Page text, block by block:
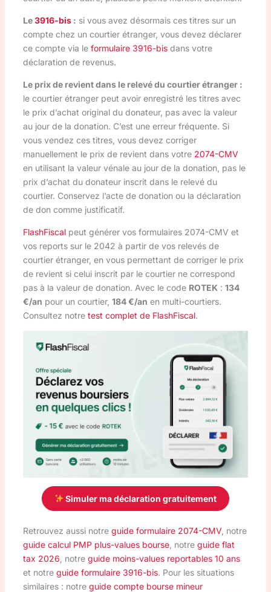
Le3916-bis: si vous avez désormais ces titres sur un
compte chez un courtier étranger, vous devez déclarer
ce compte via le formulaire 3916-bisdans votre
déclaration de revenus.
Le prix de revient dans le relevé du courtier étranger :
le courtier étranger peut avoir enregistré les titres avec
le prix d’achat original du donateur, pas avec la valeur
au jour de la donation. C’est une erreur fréquente. Si
vous vendez ces titres, vous devez corriger
manuellement le prix de revient dans votre 2074-CMV
en utilisant la valeur vénale au jour de la donation, pas le
prix d’achat du donateur inscrit dans le relevé du
courtier. Conservez l’acte de donation ou la déclaration
de don comme justificatif.
FlashFiscalpeut générer vos formulaires 2074-CMV et
vos reports sur le 2042 à partir de vos relevés de
courtier étranger, en vous permettant de corriger le prix
de revient si celui inscrit par le courtier ne correspond
pas à la valeur de donation. Avec le code ROTEK : 134
€/an pour un courtier, 184 €/an en multi-courtiers.
Consultez notre test complet de FlashFiscal.
Simuler ma déclaration gratuitement
Retrouvez aussi notre guide formulaire 2074-CMV, notre
guide calcul PMP plus-values bourse, notre guide flat
tax 2026 , notre guide moins-values reportables 10 ans
et notre guide formulaire 3916-bis. Pour les situations
similaires : notre guide compte bourse mineur